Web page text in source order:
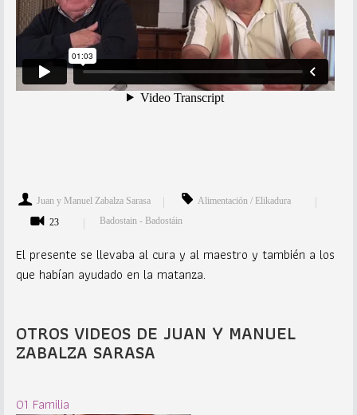
Juan y Manuel Zabalza Sarasa
Alimentación / Elikadura
23
Badostain - Badostáin
El presente se llevaba al cura y al maestro y también a los
que habían ayudado en la matanza.
OTROS VIDEOS DE JUAN Y MANUEL
ZABALZA SARASA
01 Familia